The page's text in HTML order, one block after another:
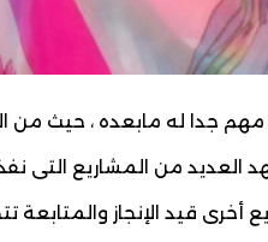
مهم جدا له مابعده ، حيث من
العديد من المشاريع التى
قيد الإنجاز والمتابعة